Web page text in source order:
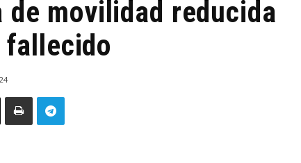
movilidad reducida